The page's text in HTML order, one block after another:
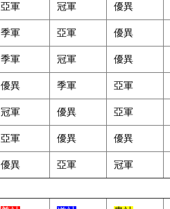
亞軍 冠軍 優異
季軍 亞軍 優異
季軍 冠軍 優異
優異 季軍 亞軍
冠軍 優異 亞軍
亞軍 優異 優異
優異 亞軍 冠軍